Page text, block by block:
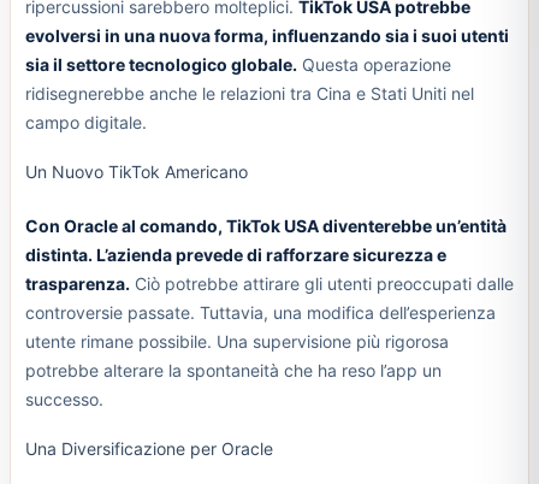
ripercussioni sarebbero molteplici. TikTok USA potrebbe
evolversi in una nuova forma, influenzando sia i suoi utenti
sia il settore tecnologico globale. Questa operazione
ridisegnerebbe anche le relazioni tra Cina e Stati Uniti nel
campo digitale.
Un Nuovo TikTok Americano
Con Oracle al comando, TikTok USA diventerebbe un’entità
distinta. L’azienda prevede di rafforzare sicurezza e
trasparenza. Ciò potrebbe attirare gli utenti preoccupati dalle
controversie passate. Tuttavia, una modifica dell’esperienza
utente rimane possibile. Una supervisione più rigorosa
potrebbe alterare la spontaneità che ha reso l’app un
successo.
Una Diversificazione per Oracle